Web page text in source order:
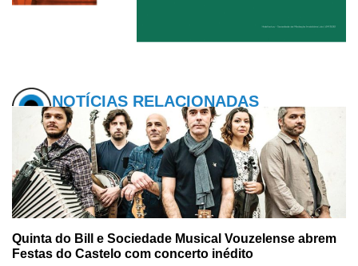
NOTÍCIAS RELACIONADAS
Quinta do Bill e Sociedade Musical Vouzelense abrem
Festas do Castelo com concerto inédito